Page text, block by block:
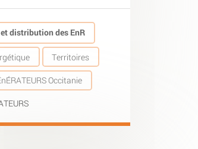
distribution des EnR
Territoires
Occitanie